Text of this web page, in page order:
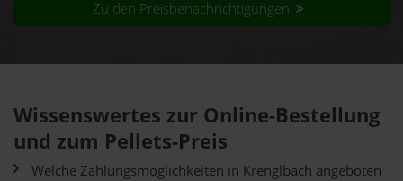
Zu den Preisbenachrichtigungen
Wissenswertes zur Online-Bestellung
und zum Pellets-Preis
Welche Zahlungsmöglichkeiten in Krenglbach angeboten